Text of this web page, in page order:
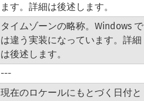
ます。詳細は後述します。
タイムゾーンの略称。Windows で
は違う実装になっています。詳細
は後述します。
---
現在のロケールにもとづく日付と